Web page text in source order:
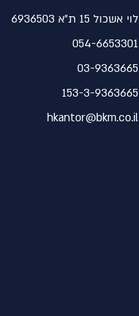
לוי אשכול 15 ת"א 6936503
054-6653301
03-9363665
153-3-9363665
hkantor@bkm.co.il